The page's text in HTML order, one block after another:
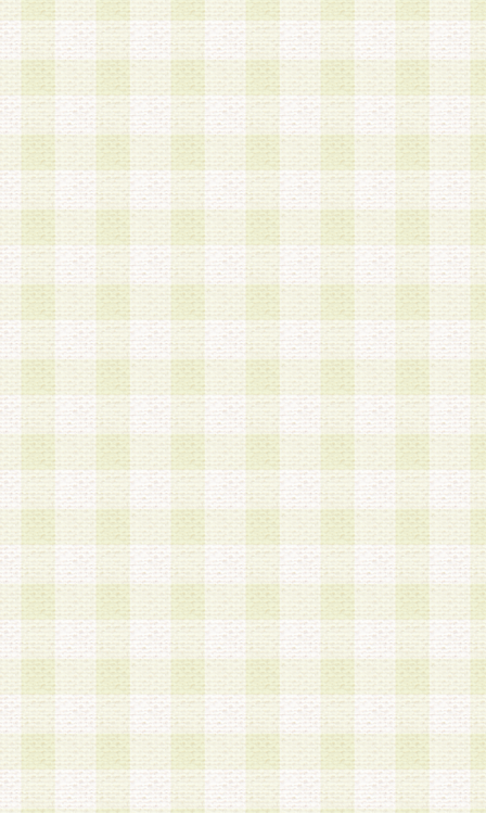
a.既に登録されている会員と同一のメールアドレ
録する場合
b.本サービスと同様のサービスを提供している企
業に従事していると思われる本人またはその家族
場合
c.その他当社が不適切と判断する場合
2.当社は、会員登録希望者を会員として承認する
した 場合、会員登録希望者による会員登録手続
による承認後の場合であっても、会員登録の取り
の抹消を、当社が適切と判 断する方法・手段に
とができるものとします。
3.会員登録希望者が18歳未満、成年被後見人、被
人 である場合は、親権者などの法定代理人の同
録を行うものとします。なお、義務教育学齢に該
者については、登録時に 当社が別途定める方法
権者による承認手続きを行うものとします。
第3条 会員の登録方法
1.会員登録手続きは、会員登録希望者本人が行う
る登録は一切認められないものとします。
2.会員登録希望者は、本規約に同意の後、当社指
画 面」において、当社が指定する必要事項を入
を行うものとします。当社は、会員登録を承認し
会員として本サービスを 受けるためのログイン
を付与します。
3.会員は、会員登録の際に申告する登録情報の全
いかなる虚偽の申告をも行ってはならないものと